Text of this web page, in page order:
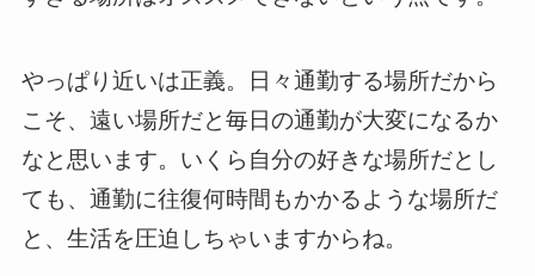
やっぱり近いは正義。日々通勤する場所だから
こそ、遠い場所だと毎日の通勤が大変になるか
なと思います。いくら自分の好きな場所だとし
ても、通勤に往復何時間もかかるような場所だ
と、生活を圧迫しちゃいますからね。